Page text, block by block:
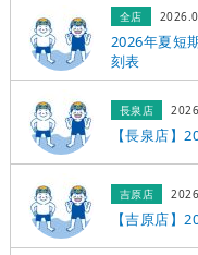
全店
2026年夏短
刻表
長泉店
【長泉店】
吉原店
【吉原店】